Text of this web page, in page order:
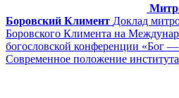
Боровский Климент Доклад
Боровского Климента на
богословской конференции «Бог
Современное положение